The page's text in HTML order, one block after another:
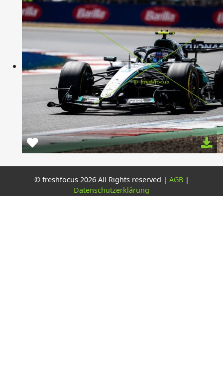
© freshfocus 2026 All Rights reserved | AGB|
Datenschutzerklärung